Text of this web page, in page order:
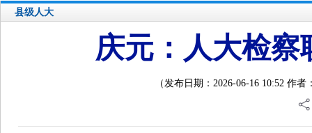
县级人大
庆元：人大检
（发布日期：2026-06-16 10:52 作